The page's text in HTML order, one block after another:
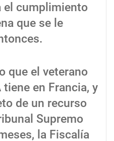
el cumplimiento
que se le
que el veterano
en Francia, y
de un recurso
Supremo
la Fiscalía